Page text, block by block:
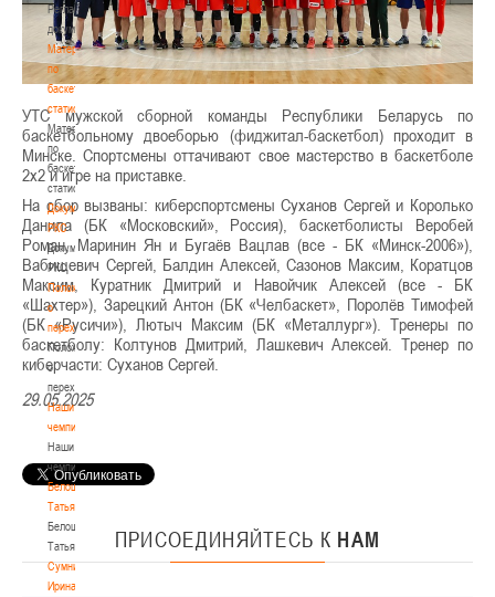
Регламентирующие
документы
Материалы
по
баскетбольной
статистике
Материалы
по
баскетбольной
статистике
Документы
РКС
Документы
РКС
Положение
о
переходах
Положение
о
переходах
Наши
чемпионы
Наши
чемпионы
Белошапко
Татьяна
Белошапко
Татьяна
Сумникова
Ирина
УТС мужской сборной команды Республики Беларусь по
баскетбольному двоеборью (фиджитал-баскетбол) проходит в
Минске. Спортсмены оттачивают свое мастерство в баскетболе
2х2 и игре на приставке.
На сбор вызваны: киберспортсмены Суханов Сергей и Королько
Данила (БК «Московский», Россия), баскетболисты Веробей
Роман, Маринин Ян и Бугаёв Вацлав (все - БК «Минск-2006»),
Вабищевич Сергей, Балдин Алексей, Сазонов Максим, Коратцов
Максим, Куратник Дмитрий и Навойчик Алексей (все - БК
«Шахтер»), Зарецкий Антон (БК «Челбаскет», Поролёв Тимофей
(БК «Русичи»), Лютыч Максим (БК «Металлург»). Тренеры по
баскетболу: Колтунов Дмитрий, Лашкевич Алексей. Тренер по
киберчасти: Суханов Сергей.
29.05.2025
ПРИСОЕДИНЯЙТЕСЬ К НАМ